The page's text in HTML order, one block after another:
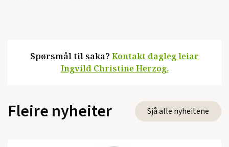
Spørsmål til saka? Kontakt dagleg leiar
Ingvild Christine Herzog.
Fleire nyheiter Sjå alle nyheitene